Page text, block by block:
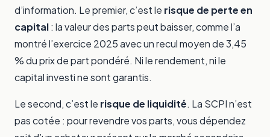
d’information. Le premier, c’est le risque de perte en
capital: la valeur des parts peut baisser, comme l’a
montré l’exercice 2025 avec un recul moyen de 3,45
% du prix de part pondéré. Ni le rendement, ni le
capital investi ne sont garantis.
Le second, c’est le risque de liquidité. La SCPI n’est
pas cotée : pour revendre vos parts, vous dépendez